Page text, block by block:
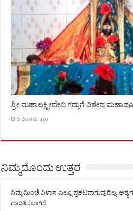
ಶ್ರೀ ಮಹಾಲಕ್ಷ್ಮೀದೇವಿ ಗದ್ಗುಗೆ ವಿಶೇಷ
5 ದಿನಗಳು ago
ನಿಮ್ಮದೊಂದು ಉತ್ತರ
ನಿಮ್ಮ ಮಿಂಚೆ ವಿಳಾಸ ಎಲ್ಲೂ ಪ್ರಕಟವಾಗುವುದಿಲ್ಲ.
ಗುರುತಿಸಲಾಗಿದೆ